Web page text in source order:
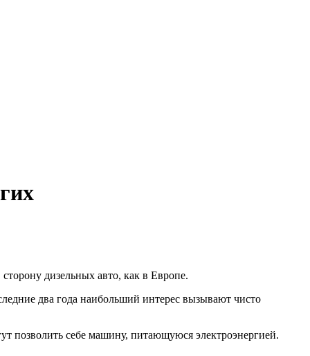
дизельных авто, как в Европе.
два года наибольший интерес вызывают чисто
позволить себе машину, питающуюся электроэнергией.